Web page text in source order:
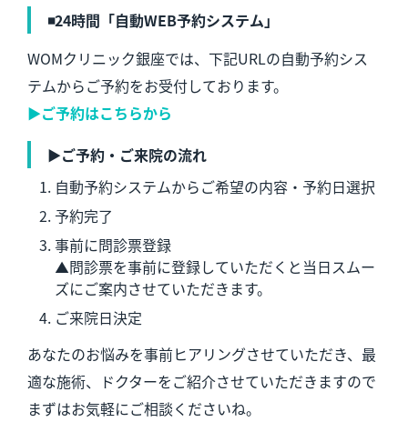
◾️24時間「自動WEB予約システム」
WOMクリニック銀座では、下記URLの自動予約シス
テムからご予約をお受付しております。
▶︎ご予約はこちらから
▶︎ご予約・ご来院の流れ
自動予約システムからご希望の内容・予約日選択
予約完了
事前に問診票登録
▲問診票を事前に登録していただくと当日スムー
ズにご案内させていただきます。
ご来院日決定
あなたのお悩みを事前ヒアリングさせていただき、最
適な施術、ドクターをご紹介させていただきますので
まずはお気軽にご相談くださいね。